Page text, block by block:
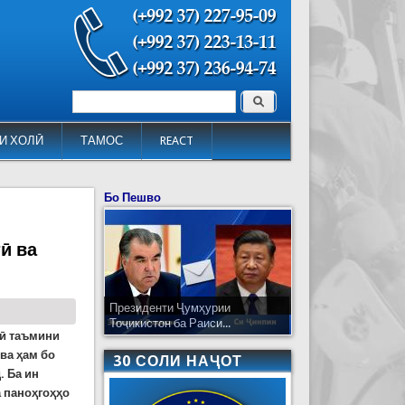
ХОЛӢ ТАМОС REACT
Форма поиска Поиск
ва
таъмини
ҳам бо
Ба ин
Бо Пешво
Президенти Ҷумҳурии
Тоҷикистон ба Раиси...
30 СОЛИ НАҶОТ